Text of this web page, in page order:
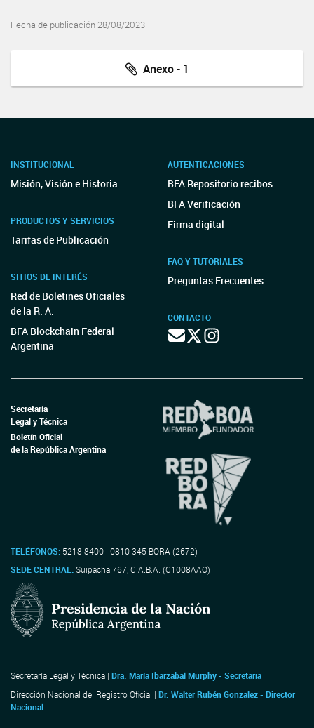
Fecha de publicación 28/08/2023
Anexo - 1
INSTITUCIONAL
Misión, Visión e Historia
PRODUCTOS Y SERVICIOS
Tarifas de Publicación
SITIOS DE INTERÉS
Red de Boletines Oficiales
de la R. A.
BFA Blockchain Federal
Argentina
AUTENTICACIONES
BFA Repositorio recibos
BFA Verificación
Firma digital
FAQ Y TUTORIALES
Preguntas Frecuentes
CONTACTO
Secretaría
Legal y Técnica
Boletín Oficial
de la República Argentina
TELÉFONOS: 5218-8400 - 0810-345-BORA (2672)
SEDE CENTRAL:Suipacha 767, C.A.B.A. (C1008AAO)
Secretaría Legal y Técnica | Dra. María Ibarzabal Murphy - Secretaria
Dirección Nacional del Registro Oficial | Dr. Walter Rubén Gonzalez - Director
Nacional